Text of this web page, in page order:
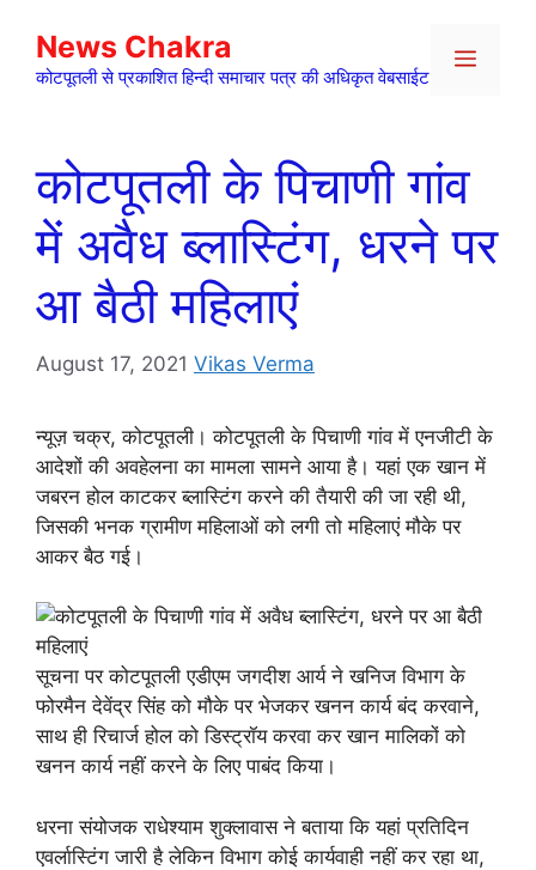
content
News Chakra
कोटपूतली से प्रकाशित हिन्दी समाचार पत्र की अधिकृत वेबसाईट
Menu
कोटपूतली के पिचाणी गांव
में अवैध ब्लास्टिंग, धरने पर
आ बैठी महिलाएं
August 17, 2021 Vikas Verma
न्यूज़ चक्र, कोटपूतली। कोटपूतली के पिचाणी गांव में एनजीटी के
आदेशों की अवहेलना का मामला सामने आया है। यहां एक खान में
जबरन होल काटकर ब्लास्टिंग करने की तैयारी की जा रही थी,
जिसकी भनक ग्रामीण महिलाओं को लगी तो महिलाएं मौके पर
आकर बैठ गई।
सूचना पर कोटपूतली एडीएम जगदीश आर्य ने खनिज विभाग के
फोरमैन देवेंद्र सिंह को मौके पर भेजकर खनन कार्य बंद करवाने,
साथ ही रिचार्ज होल को डिस्ट्रॉय करवा कर खान मालिकों को
खनन कार्य नहीं करने के लिए पाबंद किया।
धरना संयोजक राधेश्याम शुक्लावास ने बताया कि यहां प्रतिदिन
एवर्लास्टिंग जारी है लेकिन विभाग कोई कार्यवाही नहीं कर रहा था,